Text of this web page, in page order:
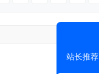
站长推荐